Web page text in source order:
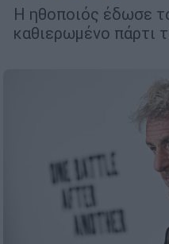
Η ηθοποιός έδωσε
καθιερωμένο πάρτι